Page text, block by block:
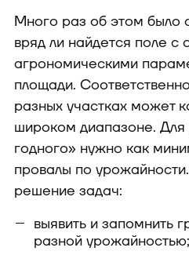
Много раз об этом было
вряд ли найдется поле с
агрономическими
площади.
разных участках может
широком диапазоне. Для
годного» нужно как
провалы по
решение задач:
выявить и запомнить
разной урожайностью;